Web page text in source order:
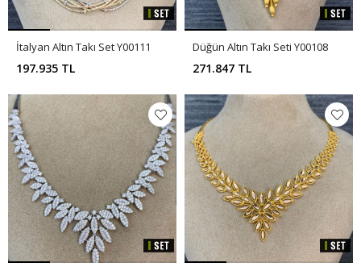
İtalyan Altın Takı Set Y00111
197.935 TL
Düğün Altın Takı Seti Y00108
271.847 TL